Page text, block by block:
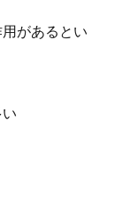
があるとい